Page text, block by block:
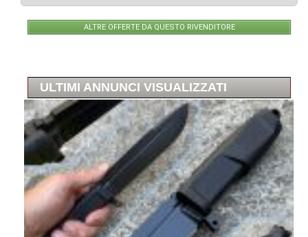
ALTRE OFFERTE DA QUESTO RIVENDITORE
ULTIMI ANNUNCI VISUALIZZATI